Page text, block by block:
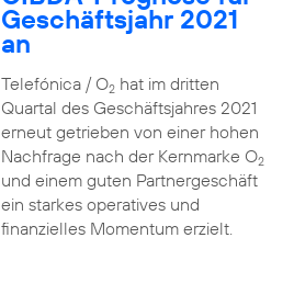
Geschäftsjahr 2021
an
Telefónica / O2hat im dritten
Quartal des Geschäftsjahres 2021
erneut getrieben von einer hohen
Nachfrage nach der Kernmarke O2
und einem guten Partnergeschäft
ein starkes operatives und
finanzielles Momentum erzielt.